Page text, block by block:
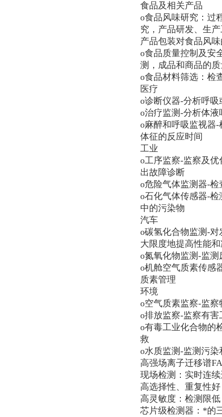
食品及相关产品
o食品风味研究：过
究，产品研发、生
产品包装对食品风
o食品质量控制及安
测，成品和商品的
o食品材料筛选：检
医疗
o诊断仪器-分析呼
o治疗监测-分析体
o麻醉和呼吸监视器
体征的反应时间
工业
o工序监察-监察及
出故障诊断
o危险气体监测器-
o石化气体传感器-
中的污染物
汽车
o碳氢化合物监测-
大限度地提高性能
o氮氧化物监测-监
o机舱空气质素传感
质素管理
环境
o空气质素监察-监
o排放监察-监察有
o有毒工业化合物的
救
o水质监测-监测污
高强场离子迁移谱
现场检测：实时连
高选择性、重复性好
高灵敏度：检测限
芯片级检测器：*的